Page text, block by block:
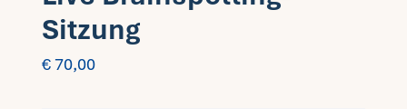
Sitzung
€70,00